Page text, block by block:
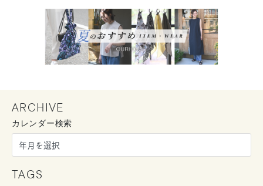
ARCHIVE
カレンダー検索
TAGS